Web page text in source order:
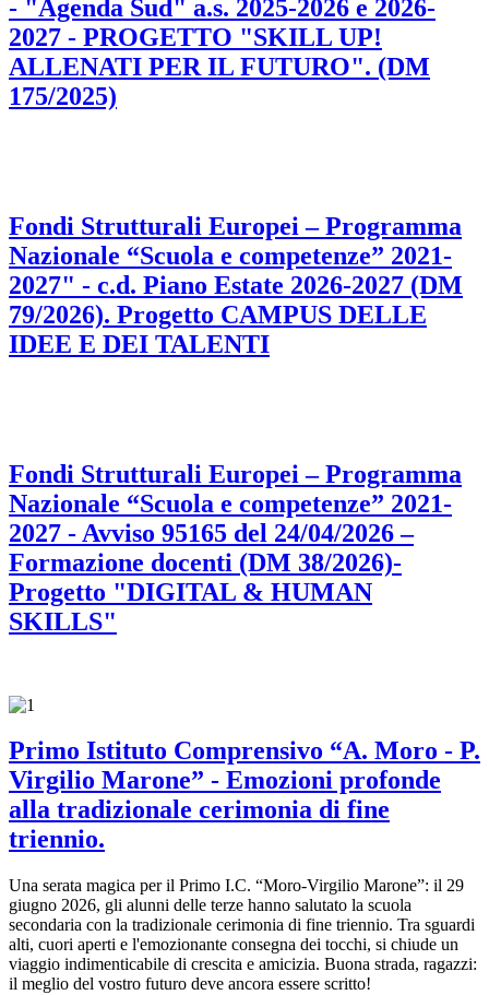
- "Agenda Sud" a.s. 2025-2026 e 2026-
2027 - PROGETTO "SKILL UP!
ALLENATI PER IL FUTURO". (DM
175/2025)
Fondi Strutturali Europei – Programma
Nazionale “Scuola e competenze” 2021-
2027" - c.d. Piano Estate 2026-2027 (DM
79/2026). Progetto CAMPUS DELLE
IDEE E DEI TALENTI
Fondi Strutturali Europei – Programma
Nazionale “Scuola e competenze” 2021-
2027 - Avviso 95165 del 24/04/2026 –
Formazione docenti (DM 38/2026)-
Progetto "DIGITAL & HUMAN
SKILLS"
Primo Istituto Comprensivo “A. Moro - P.
Virgilio Marone” - Emozioni profonde
alla tradizionale cerimonia di fine
triennio.
Una serata magica per il Primo I.C. “Moro-Virgilio Marone”: il 29
giugno 2026, gli alunni delle terze hanno salutato la scuola
secondaria con la tradizionale cerimonia di fine triennio. Tra sguardi
alti, cuori aperti e l'emozionante consegna dei tocchi, si chiude un
viaggio indimenticabile di crescita e amicizia. Buona strada, ragazzi:
il meglio del vostro futuro deve ancora essere scritto!